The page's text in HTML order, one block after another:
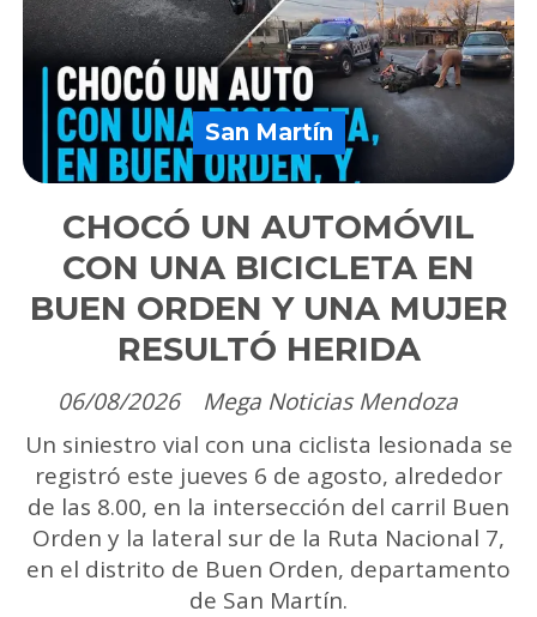
CHOCÓ UN AUTOMÓVIL
CON UNA BICICLETA EN
BUEN ORDEN Y UNA MUJER
RESULTÓ HERIDA
Mega Noticias Mendoza
San Martín
06/08/2026
Un siniestro vial con una ciclista lesionada se
registró este jueves 6 de agosto, alrededor
de las 8.00, en la intersección del carril Buen
Orden y la lateral sur de la Ruta Nacional 7,
en el distrito de Buen Orden, departamento
de San Martín.